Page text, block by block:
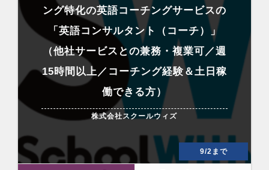
ング特化の英語コーチングサービスの
「英語コンサルタント（コーチ）」
（他社サービスとの兼務・複業可／週
15時間以上／コーチング経験＆土日稼
働できる方）
株式会社スクールウィズ
9/2まで